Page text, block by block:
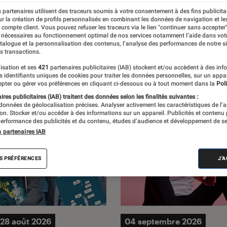
28 août 2026 04 septembre 2026
partenaires utilisent des traceurs soumis à votre consentement à des fins
la création de profils personnalisés en combinant les données de navigation et
compte client. Vous pouvez refuser les traceurs via le lien "continuer sans
au fonctionnement optimal de nos services notamment l’aide dans
et la personnalisation des contenus, l’analyse des performances de notre
transactions.
et ses 421 partenaires publicitaires (IAB) stockent et/ou accèdent à des
identifiants uniques de cookies pour traiter les données personnelles, sur un
ou gérer vos préférences en cliquant ci-dessous ou à tout moment dans la
publicitaires (IAB) traitent des données selon les finalités suivantes :
de géolocalisation précises. Analyser activement les caractéristiques de
Stocker et/ou accéder à des informations sur un appareil. Publicités et contenu
des publicités et du contenu, études d’audience et développement de
partenaires IAB
PRÉFÉRENCES